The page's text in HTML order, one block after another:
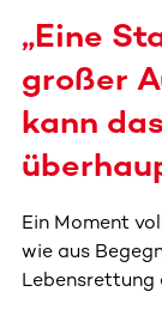
„Eine
großer
kann
Ein Moment
wie aus
Lebensrettung